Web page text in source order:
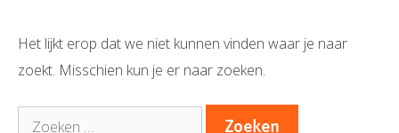
Het lijkt erop dat we niet kunnen vinden waar je naar
zoekt. Misschien kun je er naar zoeken.
Zoek